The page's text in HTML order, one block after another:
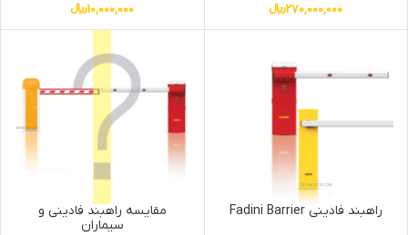
270,000,000﷼ 10,000,000﷼
راهبند فادینی Fadini Barrier
مقایسه راهبند فادینی و
سیماران